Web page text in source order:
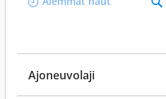
Ajoneuvolaji